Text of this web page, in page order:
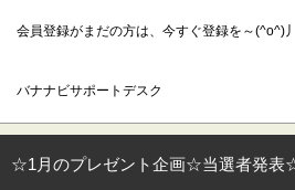
会員登録がまだの方は、今すぐ登録を～(^o^)丿
バナナビサポートデスク
☆1月のプレゼント企画☆当選者発表